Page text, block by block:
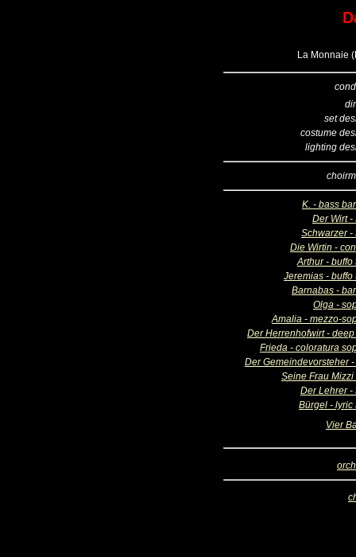
La Monnaie
set
costume
lighting
K. - bass
Der Wirt -
Schwarzer -
Die Wirtin -
Arthur - buffo
Jeremias - buffo
Barnabas -
Olga -
Amalia - mezzo-
Der Herrenhofwirt -
Frieda - coloratura
Der Gemeindevorsteher
Seine Frau Mizzi
Der Lehrer -
Bürgel - lyric
Vier